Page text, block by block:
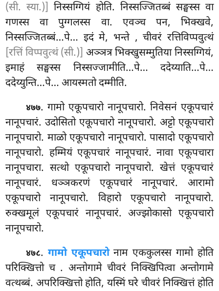
(सी. स्या.)] निस्सग्गियं होति. निस्सज्जितब्बं सङ्घस्स वा
गणस्सवा पुग्गलस्स वा. एवञ्च पन, भिक्खवे,
निस्सज्जितब्बं…पे… इदं मे, भन्ते , चीवरं रत्तिविप्पवुत्थं
[रत्तिं विप्पवुत्थं (सी.)] अञ्ञत्र भिक्खुसम्मुतिया निस्सग्गियं,
इमाहं सङ्घस्स निस्सज्जामीति…पे… ददेय्याति…पे…
ददेय्युन्ति…पे… आयस्मतो दम्मीति.
४७७. गामो एकूपचारो नानूपचारो. निवेसनं एकूपचारं
नानूपचारं. उदोसितो एकूपचारो नानूपचारो. अट्टो एकूपचारो
नानूपचारो. माळो एकूपचारो नानूपचारो. पासादो एकूपचारो
नानूपचारो. हम्मियं एकूपचारं नानूपचारं. नावा एकूपचारा
नानूपचारा. सत्थो एकूपचारो नानूपचारो. खेत्तं एकूपचारं
नानूपचारं. धञ्ञकरणं एकूपचारं नानूपचारं. आरामो
एकूपचारो नानूपचारो. विहारो एकूपचारो नानूपचारो.
रुक्खमूलं एकूपचारं नानूपचारं. अज्झोकासो एकूपचारो
नानूपचारो.
४७८. गामो एकूपचारोनाम एककुलस्स गामो होति
परिक्खित्तो च . अन्तोगामे चीवरं निक्खिपित्वा अन्तोगामे
वत्थब्बं. अपरिक्खित्तो होति, यस्मिं घरे चीवरं निक्खित्तं होति